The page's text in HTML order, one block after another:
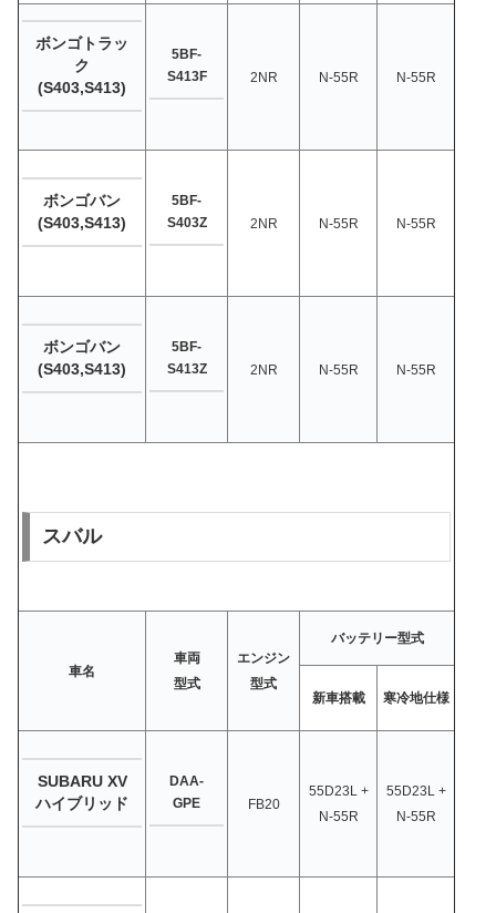
ボンゴトラッ
ク
(S403,S413)
5BF-
S413F
2NR N-55R N-55R
ボンゴバン
(S403,S413)
5BF-
S403Z
2NR N-55R N-55R
ボンゴバン
(S403,S413)
5BF-
S413Z
2NR N-55R N-55R
スバル
車名
車両
型式
エンジン
型式
バッテリー型式
新車搭載 寒冷地仕様
SUBARU XV
ハイブリッド
DAA-
GPE
FB20
55D23L +
N-55R
55D23L +
N-55R